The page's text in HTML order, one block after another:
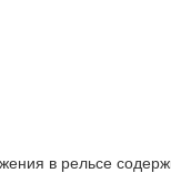
в рельсе